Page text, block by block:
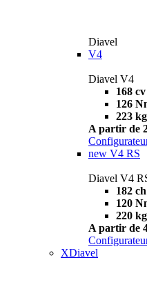
Diavel
V4
Diavel V4
168 cv
126
223 kg
A partir de
new V4 RS
Diavel V4
182 ch
120
220 kg
A partir de
XDiavel